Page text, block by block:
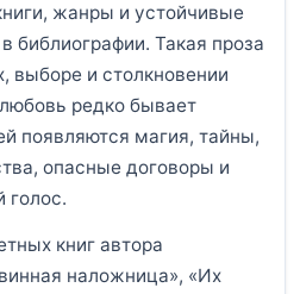
жанры и устойчивые
библиографии. Такая проза
выборе и столкновении
редко бывает
появляются магия, тайны,
опасные договоры и
голос.
книг автора
наложница», «Их